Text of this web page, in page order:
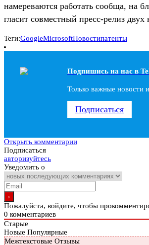
намереваются работать сообща, на
гласит совместный пресс-релиз
Теги:GoogleMicrosoftНовостипатенты
Подпишись на наc в
Только важные новости
Подписаться
Открыть комментарии
Подписаться
авторизуйтесь
Уведомить о
Пожалуйста, войдите, чтобы
0 комментариев
Старые
Новые Популярные
Межтекстовые Отзывы